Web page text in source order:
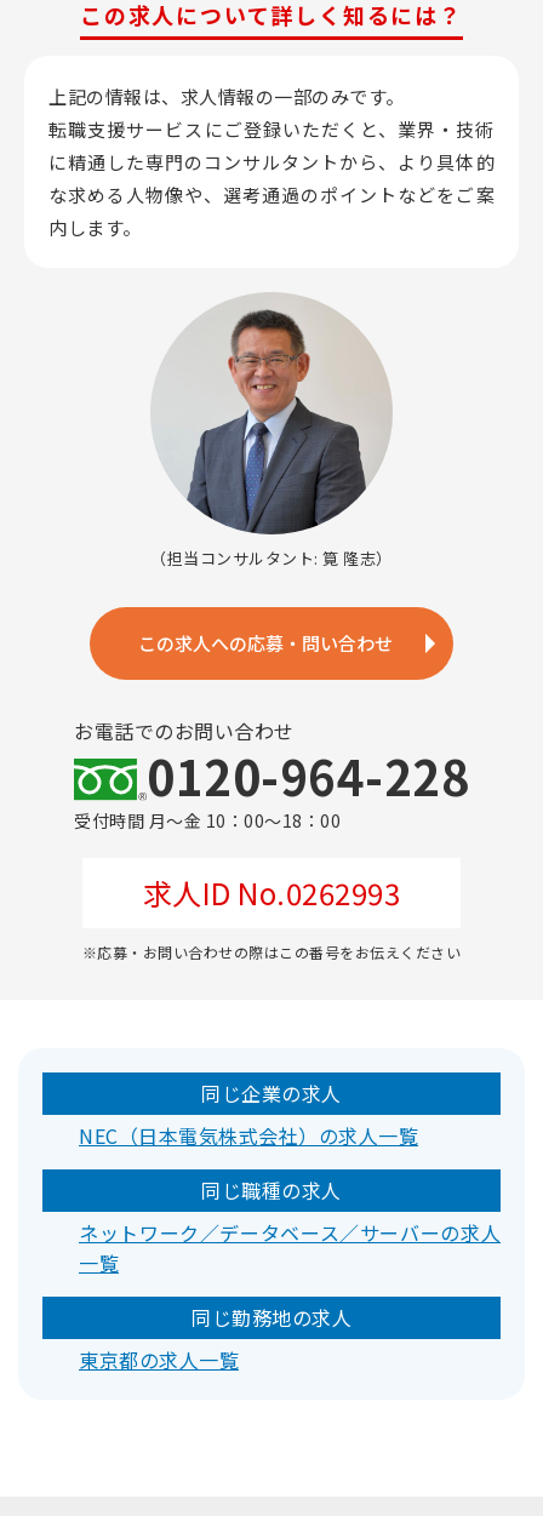
この求人について詳しく知るには？
上記の情報は、求人情報の一部のみです。
転職支援サービスにご登録いただくと、業界・技術
に精通した専門のコンサルタントから、 より具体的
な求める人物像や、選考通過のポイントなどをご案
内します。
（担当コンサルタント: 筧 隆志）
この求人への応募・問い合わせ
お電話でのお問い合わせ
0120-964-228
受付時間 月～金 10：00～18：00
求人ID No.0262993
※応募・お問い合わせの際はこの番号をお伝えください
同じ企業の求人
NEC（日本電気株式会社）の求人一覧
同じ職種の求人
ネットワーク／データベース／サーバーの求人
一覧
同じ勤務地の求人
東京都の求人一覧